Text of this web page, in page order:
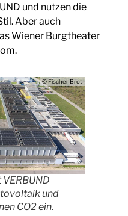
und nutzen die
Aber auch
Wiener Burgtheater
© Fischer Brot
und
CO2 ein.